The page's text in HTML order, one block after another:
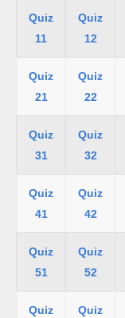
Quiz
11
Quiz
12
Quiz
21
Quiz
22
Quiz
31
Quiz
32
Quiz
41
Quiz
42
Quiz
51
Quiz
52
Quiz
Quiz